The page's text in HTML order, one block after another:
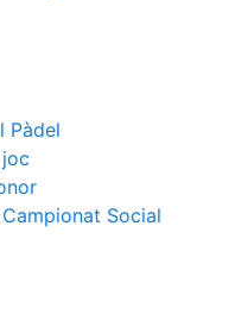
Pàdel
Social